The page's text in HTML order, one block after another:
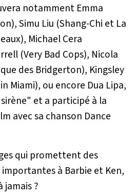
notamment Emma
Simu Liu (Shang-Chi et La
Michael Cera
(Very Bad Cops), Nicola
des Bridgerton), Kingsley
Miami), ou encore Dua Lipa,
et a participé à la
avec sa chanson Dance
qui promettent des
à Barbie et Ken,
jamais ?